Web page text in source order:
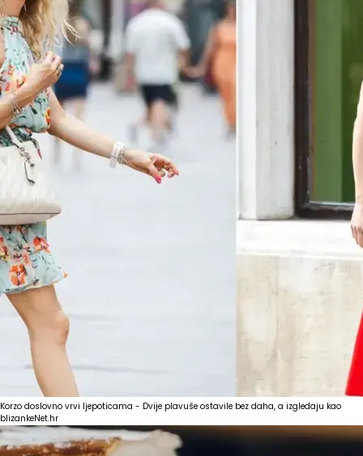
Korzo doslovno vrvi ljepoticama - Dvije plavuše ostavile bez daha, a izgledaju kao
blizankeNet.hr